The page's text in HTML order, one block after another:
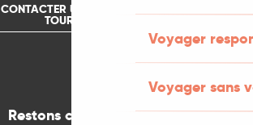
Voyager
Voyager sans
CONTACTER UN OFFICE DE
TOURISME
Restons connectés